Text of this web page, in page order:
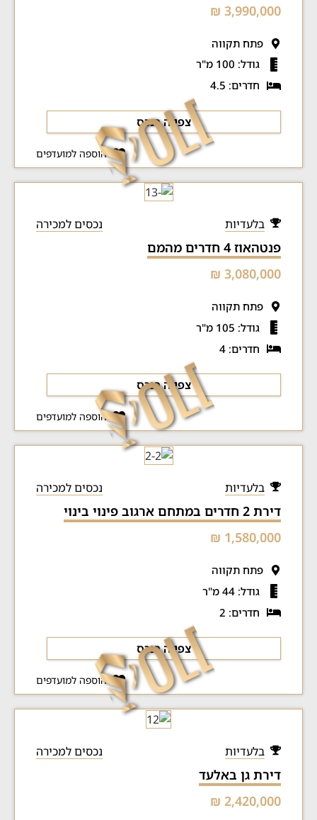
3,990,000 ₪
פתח תקווה
גודל: 100 מ"ר
חדרים: 4.5
צפייה בנכס
הוספה למועדפים
בלעדיות נכסים למכירה
פנטהאוז 4 חדרים מהמם
3,080,000 ₪
פתח תקווה
גודל: 105 מ"ר
חדרים: 4
צפייה בנכס
הוספה למועדפים
בלעדיות נכסים למכירה
דירת 2 חדרים במתחם ארגוב פינוי בינוי
1,580,000 ₪
פתח תקווה
גודל: 44 מ"ר
חדרים: 2
צפייה בנכס
הוספה למועדפים
בלעדיות נכסים למכירה
דירת גן באלעד
2,420,000 ₪